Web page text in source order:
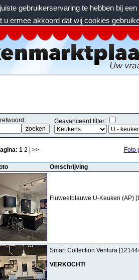
gebruikerservaring te hebben bij
u ermee akkoord dat wij cookies
18:49 uur
Geavanceerd filter:
1 2 | >> Foto
Omschrijving
Fluweelblauwe U-Keuken (AP)
Smart Collection Ventura
VERKOCHT!